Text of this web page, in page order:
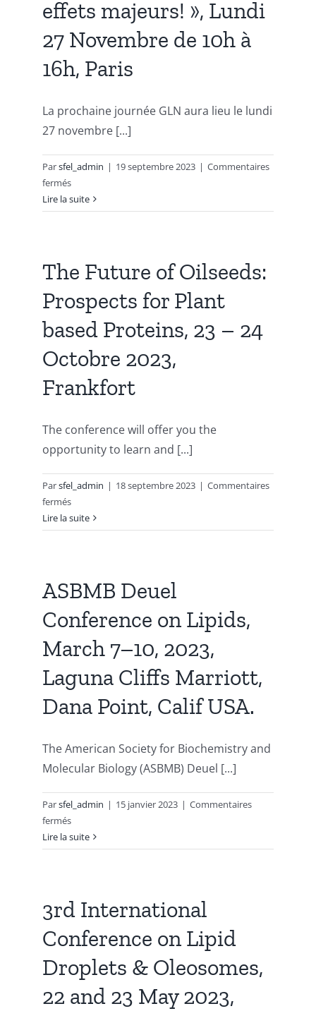
18
2023
Paris
effets majeurs! », Lundi
27 Novembre de 10h à
16h, Paris
La prochaine journée GLN aura lieu le lundi
27 novembre [...]
Parsfel_admin | 19 septembre 2023 | Commentaires
ferméssur
Journée
GLN
mineurs,
effets
majeurs! »,
Lundi
27
de
à
Paris
Lire la suite
The Future of Oilseeds:
Prospects for Plant
based Proteins, 23 – 24
Octobre 2023,
Frankfort
The conference will offer you the
opportunity to learn and [...]
Parsfel_admin | 18 septembre 2023 | Commentaires
ferméssur
The
Future
Prospects
for
Plant
based
Proteins,
–
Octobre
Frankfort
Lire la suite
ASBMB Deuel
Conference on Lipids,
March 7–10, 2023,
Laguna Cliffs Marriott,
Dana Point, Calif USA.
The American Society for Biochemistry and
Molecular Biology (ASBMB) Deuel [...]
Parsfel_admin | 15 janvier 2023 | Commentaires
ferméssur
ASBMB
Deuel
Lipids,
March
7–
10,
2023,
Laguna
Cliffs
Lire la suite
3rd International
Conference on Lipid
Droplets & Oleosomes,
22 and 23 May 2023,